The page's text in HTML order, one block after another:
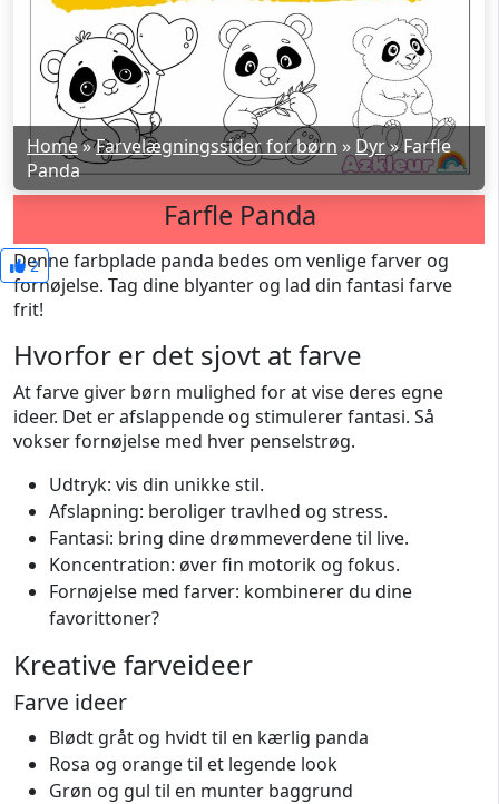
Home»Farvelægningssider for børn » Dyr»Farfle
Panda
Farfle Panda
2
Denne farbplade panda bedes om venlige farver og
fornøjelse. Tag dine blyanter og lad din fantasi farve
frit!
Hvorfor er det sjovt at farve
At farve giver børn mulighed for at vise deres egne
ideer. Det er afslappende og stimulerer fantasi. Så
vokser fornøjelse med hver penselstrøg.
Udtryk: vis din unikke stil.
Afslapning: beroliger travlhed og stress.
Fantasi: bring dine drømmeverdene til live.
Koncentration: øver fin motorik og fokus.
Fornøjelse med farver: kombinerer du dine
favorittoner?
Kreative farveideer
Farve ideer
Blødt gråt og hvidt til en kærlig panda
Rosa og orange til et legende look
Grøn og gul til en munter baggrund